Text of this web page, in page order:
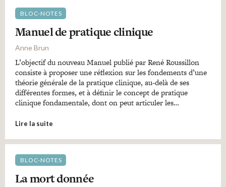
BLOC-NOTES
Manuel de pratique clinique
Anne Brun
L’objectif du nouveau Manuel publié par René Roussillon
consiste à proposer une réflexion sur les fondements d’une
théorie générale de la pratique clinique, au-delà de ses
différentes formes, et à définir le concept de pratique
clinique fondamentale, dont on peut articuler les…
Lire la suite
BLOC-NOTES
La mort donnée